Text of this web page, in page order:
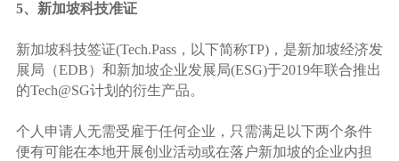
5、新加坡科技准证
新加坡科技签证(Tech.Pass，以下简称TP)，是新加坡经济发
展局（EDB）和新加坡企业发展局(ESG)于2019年联合推出
的Tech@SG计划的衍生产品。
个人申请人无需受雇于任何企业，只需满足以下两个条件
便有可能在本地开展创业活动或在落户新加坡的企业内担